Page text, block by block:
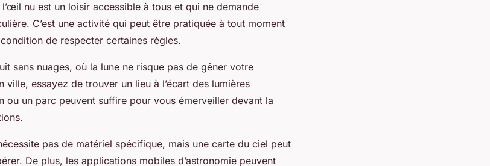
nu est un loisir accessible à tous et qui ne demande
C’est une activité qui peut être pratiquée à tout moment
de respecter certaines règles.
sans nuages, où la lune ne risque pas de gêner votre
ville, essayez de trouver un lieu à l’écart des lumières
ou un parc peuvent suffire pour vous émerveiller devant la
pas de matériel spécifique, mais une carte du ciel peut
De plus, les applications mobiles d’astronomie peuvent